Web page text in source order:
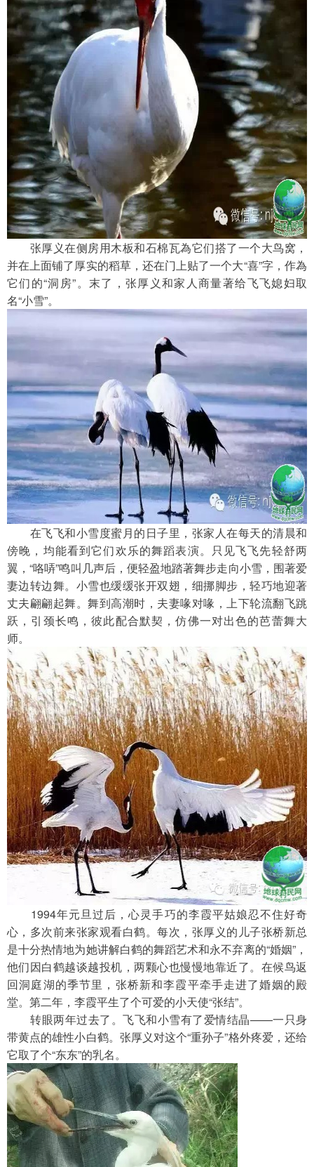
张厚义在侧房用木板和石棉瓦為它们搭了一个大鸟窝，
并在上面铺了厚实的稻草，还在门上贴了一个大“喜”字，作為
它们的“洞房”。末了，张厚义和家人商量著给飞飞媳妇取
名“小雪”。
在飞飞和小雪度蜜月的日子里，张家人在每天的清晨和
傍晚，均能看到它们欢乐的舞蹈表演。只见飞飞先轻舒两
翼，“咯哢”鸣叫几声后，便轻盈地踏著舞步走向小雪，围著爱
妻边转边舞。小雪也缓缓张开双翅，细挪脚步，轻巧地迎著
丈夫翩翩起舞。舞到高潮时，夫妻喙对喙，上下轮流翻飞跳
跃，引颈长鸣，彼此配合默契，仿佛一对出色的芭蕾舞大
师。
1994年元旦过后，心灵手巧的李霞平姑娘忍不住好奇
心，多次前来张家观看白鹤。每次，张厚义的儿子张桥新总
是十分热情地为她讲解白鹤的舞蹈艺术和永不弃离的“婚姻”，
他们因白鹤越谈越投机，两颗心也慢慢地靠近了。在候鸟返
回洞庭湖的季节里，张桥新和李霞平牵手走进了婚姻的殿
堂。第二年，李霞平生了个可爱的小天使“张结”。
转眼两年过去了。飞飞和小雪有了爱情结晶——一只身
带黄点的雄性小白鹤。张厚义对这个“重孙子”格外疼爱，还给
它取了个“东东”的乳名。